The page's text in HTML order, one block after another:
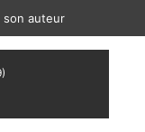
son auteur